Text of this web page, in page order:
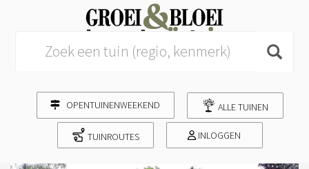
OPENTUINENWEEKEND ALLE TUINEN
TUINROUTES INLOGGEN